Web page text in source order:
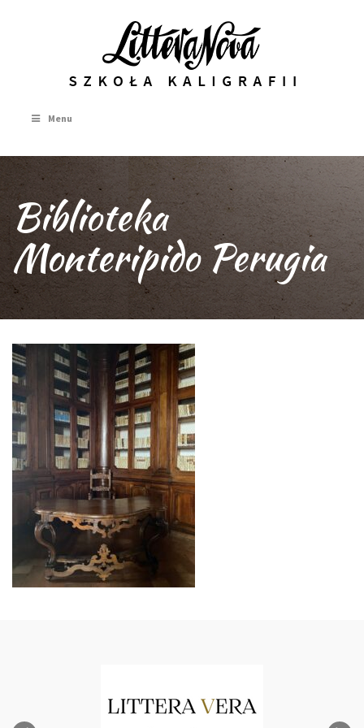
Menu
Biblioteka
Monteripido Perugia